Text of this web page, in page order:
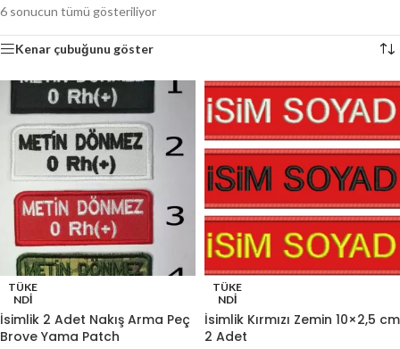
6 sonucun tümü gösteriliyor
Kenar çubuğunu göster
TÜKE
NDI
İsimlik 2 Adet Nakış Arma Peç
Brove Yama Patch
TÜKE
NDI
İsimlik Kırmızı Zemin 10×2,5 cm
2 Adet